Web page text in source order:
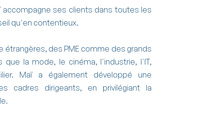
accompagne ses clients dans toutes les
qu'en contentieux.
des PME comme des grands
la mode, le cinéma, l'industrie, l'IT,
Maï a également développé une
cadres dirigeants, en privilégiant la